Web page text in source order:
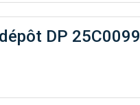
DP 25C0099